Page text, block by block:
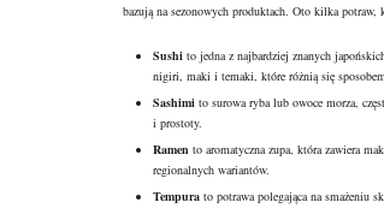
bazują na sezonowych produktach. Oto kilka potraw,
Sushi to jedna z najbardziej znanych
nigiri, maki i temaki, które różnią się
Sashimi to surowa ryba lub owoce morza,
i prostoty.
Ramen to aromatyczna zupa, która zawiera
regionalnych wariantów.
Tempura to potrawa polegająca na smażeniu